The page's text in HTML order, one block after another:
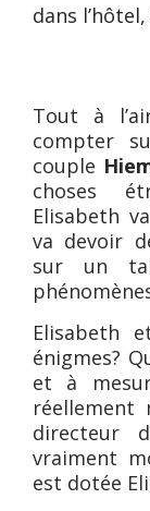
dans
Tout à
compter
couple
choses
Elisabeth
va devoir
sur un
Elisabeth
énigmes?
et à
réellement
directeur
vraiment
est dotée